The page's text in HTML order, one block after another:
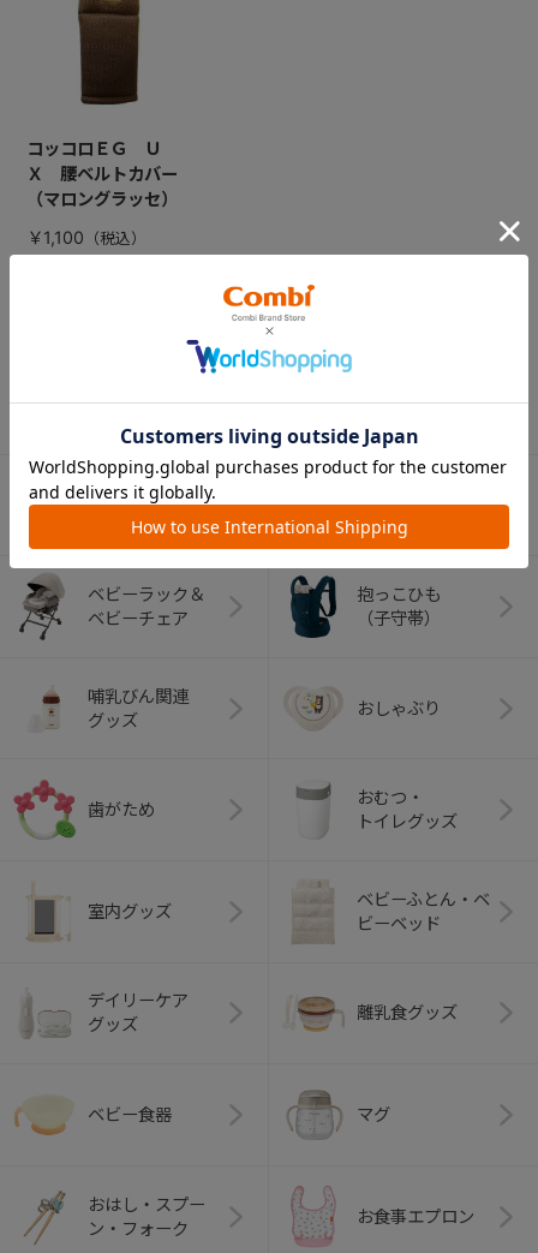
コッコロＥＧ Ｕ
Ｘ 腰ベルトカバー
（マロングラッセ）
￥1,100
CATEGORY
（コンビ）
ベビーカー チャイルドシート
ベビーラック＆
ベビーチェア
抱っこひも
（子守帯）
哺乳びん関連
グッズ
おしゃぶり
歯がため
おむつ・
トイレグッズ
室内グッズ
ベビーふとん・ベ
ビーベッド
デイリーケア
グッズ
離乳食グッズ
ベビー食器 マグ
おはし・スプー
ン・フォーク
お食事エプロン